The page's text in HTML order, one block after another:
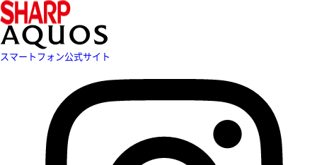
スマートフォン公式サイト